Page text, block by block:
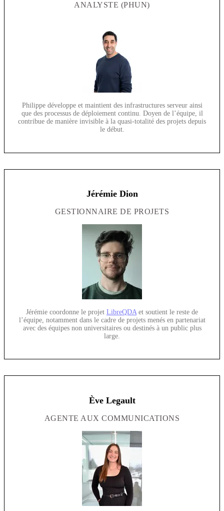
ANALYSTE (PHUN)
Philippe développe et maintient des infrastructures serveur ainsi
que des processus de déploiement continu. Doyen de l’équipe, il
contribue de manière invisible à la quasi-totalité des projets depuis
le début.
Jérémie Dion
GESTIONNAIRE DE PROJETS
Jérémie coordonne le projet LibreQDA et soutient le reste de
l’équipe, notamment dans le cadre de projets menés en partenariat
avec des équipes non universitaires ou destinés à un public plus
large.
Ève Legault
AGENTE AUX COMMUNICATIONS